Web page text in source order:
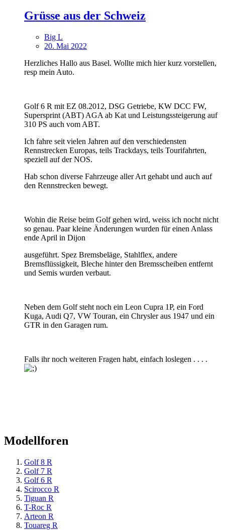
Grüsse aus der Schweiz
Big L
20. Mai 2022
Herzliches Hallo aus Basel. Wollte mich hier kurz vorstellen,
resp mein Auto.
Golf 6 R mit EZ 08.2012, DSG Getriebe, KW DCC FW,
Supersprint (ABT) AGA ab Kat und Leistungssteigerung auf
310 PS auch vom ABT.
Ich fahre seit vielen Jahren auf den verschiedensten
Rennstrecken Europas, teils Trackdays, teils Tourifahrten,
speziell auf der NOS.
Hab schon diverse Fahrzeuge aller Art gehabt und auch auf
den Rennstrecken bewegt.
Wohin die Reise beim Golf gehen wird, weiss ich nocht nicht
so genau. Paar kleine Änderungen wurden für einen Anlass
ende April in Dijon
ausgeführt. Spez Bremsbeläge, Stahlflex, andere
Bremsflüssigkeit, Bleche hinter den Bremsscheiben entfernt
und Semis wurden verbaut.
Neben dem Golf steht noch ein Leon Cupra 1P, ein Ford
Kuga, Audi Q7, VW Touran, ein Chrysler aus 1947 und ein
GTR in den Garagen rum.
Falls ihr noch weiteren Fragen habt, einfach loslegen . . . .
Modellforen
Golf 8 R
Golf 7 R
Golf 6 R
Scirocco R
Tiguan R
T-Roc R
Arteon R
Touareg R